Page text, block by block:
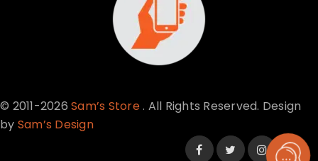
© 2011-2026 Sam’s Store. All Rights Reserved. Design
by Sam’s Design